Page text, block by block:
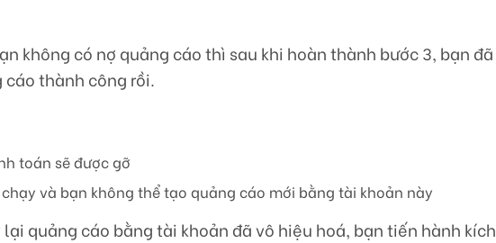
không có nợ quảng cáo thì sau khi hoàn thành bước 3, bạn đã
thành công rồi.
toán sẽ được gỡ
và bạn không thể tạo quảng cáo mới bằng tài khoản này
quảng cáo bằng tài khoản đã vô hiệu hoá, bạn tiến hành kích